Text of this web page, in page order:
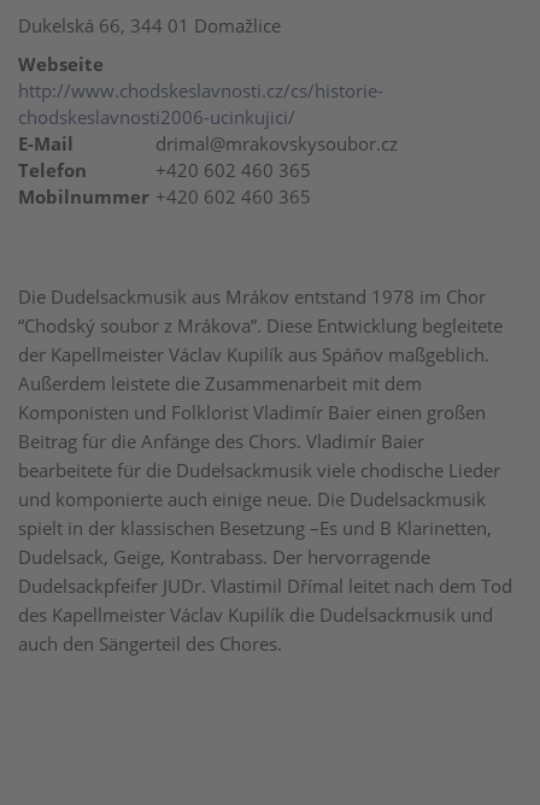
Die Dudelsackmusik aus Mrákov entstand 1978 im Chor
“Chodský soubor z Mrákova”. Diese Entwicklung begleitete
der Kapellmeister Václav Kupilík aus Spáňov maßgeblich.
Außerdem leistete die Zusammenarbeit mit dem
Komponisten und Folklorist Vladimír Baier einen großen
Beitrag für die Anfänge des Chors. Vladimír Baier
bearbeitete für die Dudelsackmusik viele chodische Lieder
und komponierte auch einige neue. Die Dudelsackmusik
spielt in der klassischen Besetzung –Es und B Klarinetten,
Dudelsack, Geige, Kontrabass. Der hervorragende
Dudelsackpfeifer JUDr. Vlastimil Dřímal leitet nach dem Tod
des Kapellmeister Václav Kupilík die Dudelsackmusik und
auch den Sängerteil des Chores.
Dukelská 66, 344 01 Domažlice
Webseite
http://www.chodskeslavnosti.cz/cs/historie-
chodskeslavnosti2006-ucinkujici/
E-Mail
drimal@mrakovskysoubor.cz
Telefon
+420 602 460 365
Mobilnummer +420 602 460 365